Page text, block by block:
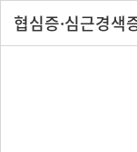
협심증·심근경색